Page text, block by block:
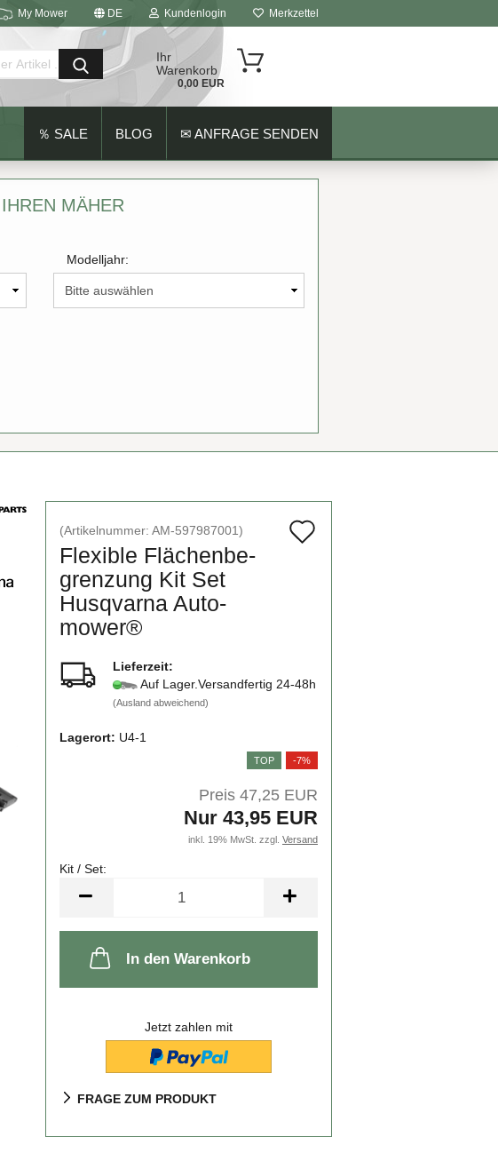
My Mower DE Kundenlogin
vergessen?
Merkzettel
Ihr
Warenkorb
0,00 EUR
％ SALE BLOG ✉ ANFRAGE SENDEN
MÄHER
Modelljahr:
(Artikelnummer: AM-597987001)
Fle­xi­ble Flä­chen­be­
gren­zung Kit Set
Hus­qvar­na Au­to­
mower®
Lieferzeit:
Auf Lager.Versandfertig 24-48h
(Ausland abweichend)
Lagerort: U4-1
TOP -7%
Preis 47,25 EUR
Nur 43,95 EUR
inkl. 19% MwSt. zzgl. Versand
Kit / Set:
Set
In den Warenkorb
Jetzt zahlen mit
FRAGE ZUM PRODUKT